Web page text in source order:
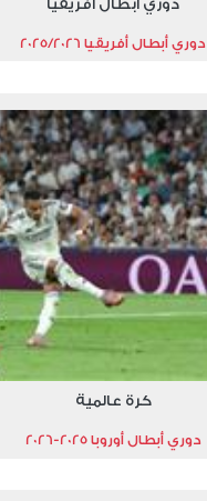
دوري أبطال أفريقيا
دوري أبطال أفريقيا 2025/2026
كرة عالمية
دوري أبطال أوروبا 2025-2026